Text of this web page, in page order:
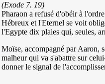
(Exode 7. 19)
Pharaon a refusé d'obéir à
Hébreux et l'Eternel se voit
l'Egypte dix plaies qui, seules,
Moïse, accompagné par Aaron,
malheur qui va s'abattre sur
donner le signal de